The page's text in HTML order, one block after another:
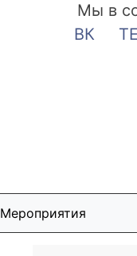
Мы в
ВК
Мероприятия